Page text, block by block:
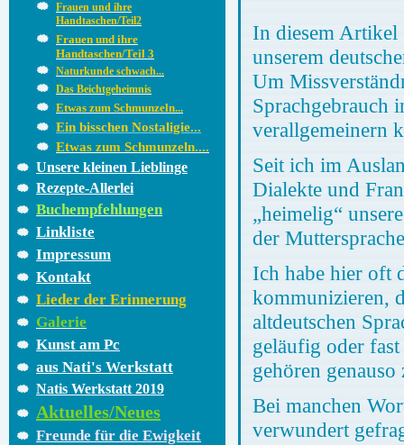
Frauen und ihre
Handtaschen/Teil2
Frauen und ihre
Handtaschen/Teil 3
Naturkunde schwach...
Das Beichtgeheimnis
Etwas zum Schmunzeln...
Ein bisschen Nostaligie...
Etwas zum Schmunzeln....
Unsere kleinen Lieblinge
Rezepte-Allerlei
Buchempfehlungen
Linkliste
Impressum
Kontakt
Lieder der Erinnerung
Galerie
Kunst am Pc
aus Nati's Werkstatt
Natis Werkstatt 2019
Aktuelles/Neues
Freunde für die Ewigkeit
In diesem Artikel
unserem
Um
Sprachgebrauch
verallgemeinern
Seit ich im
Dialekte und
„heimelig“
der
Ich habe hier oft
kommunizieren,
altdeutschen
geläufig oder
gehören
Bei manchen
verwundert